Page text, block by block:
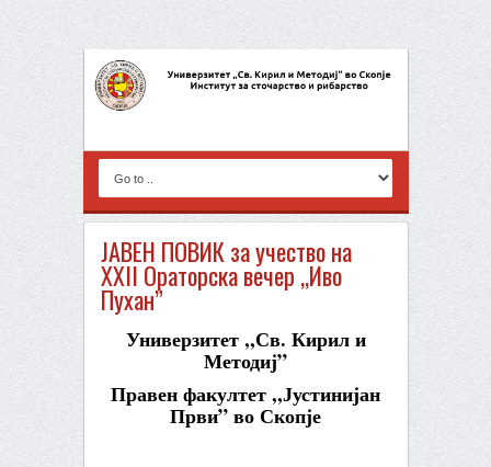
ЈАВЕН ПОВИК за учество на
XXII Ораторска вечер ,,Иво
Пухан”
Универзитет,,Св. Кирил и
Методиј”
Правен факултет,,Јустинијан
Први”во Скопје